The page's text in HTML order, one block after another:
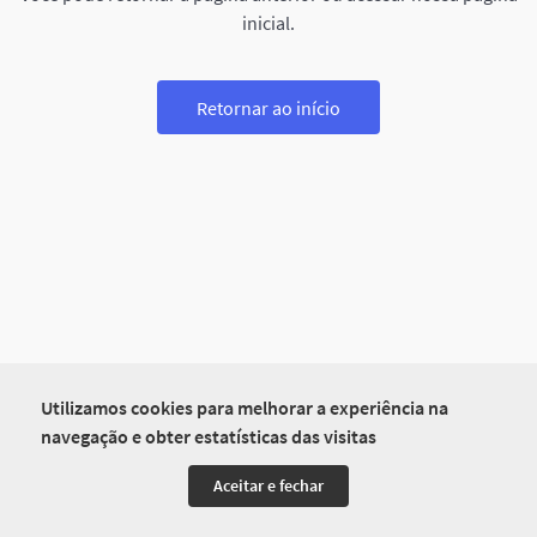
Utilizamos cookies para melhorar a experiência na
navegação e obter estatísticas das visitas
Aceitar e fechar
inicial.
Retornar ao início